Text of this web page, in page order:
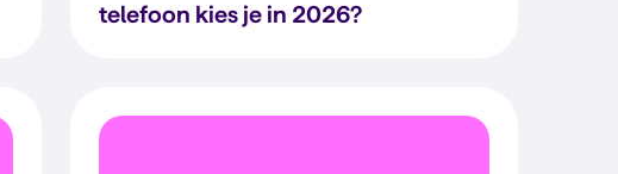
telefoon kies je in 2026?